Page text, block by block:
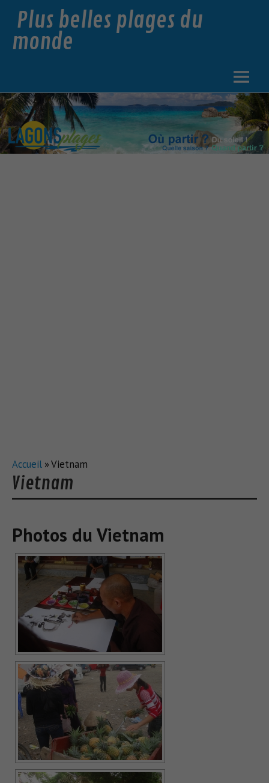
Plus belles plages du
monde
Accueil »Vietnam
Vietnam
Photos du Vietnam